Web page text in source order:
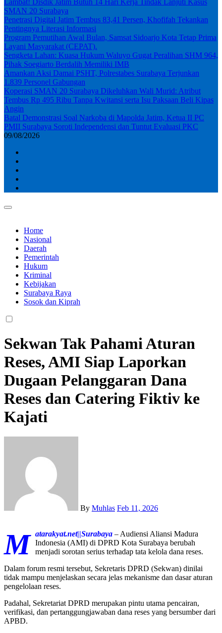
SMAN 20 Surabaya
Penetrasi Digital Jatim Tembus 83,41 Persen, Khofifah Tekankan
Pentingnya Literasi Informasi
Program Pemutihan Awal Bulan, Samsat Sidoarjo Kota Tetap Prima
Layani Masyarakat (CEPAT).
Sengketa Lahan: Kuasa Hukum Waluyo Gugat Peralihan SHM 964,
Pihak Soegiarto Berdalih Memiliki IMB
Amankan Aksi Damai PSHT, Polrestabes Surabaya Terjunkan
1.839 Personel Gabungan
Koperasi SMAN 20 Surabaya Dikeluhkan Wali Murid: Atribut
Tembus Rp 495 Ribu Tanpa Kwitansi serta Isu Paksaan Beli Kipas
Angin
Batal Demonstrasi Soal Narkoba di Mapolda Jatim, Ketua II PC
PMII Surabaya Soroti Independensi dan Tuntut Evaluasi PKC
09/08/2026
Home
Nasional
Daerah
Pemerintah
Hukum
Kriminal
Kebijakan
Surabaya Raya
Sosok dan Kiprah
Sekwan Tak Pahami Aturan
Reses, AMI Siap Laporkan
Dugaan Pelanggaran Dana
Reses dan Catering Fiktiv ke
Kajati
By Muhlas Feb 11, 2026
M atarakyat.net||Surabaya – Audiensi Aliansi Madura
Indonesia (AMI) di DPRD Kota Surabaya berubah
menjadi sorotan serius terhadap tata kelola dana reses.
Dalam forum resmi tersebut, Sekretaris DPRD (Sekwan) dinilai
tidak mampu menjelaskan secara jelas mekanisme dan dasar aturan
pengelolaan reses.
Padahal, Sekretariat DPRD merupakan pintu utama pencairan,
verifikasi, dan pertanggungjawaban dana reses yang bersumber dari
APBD.